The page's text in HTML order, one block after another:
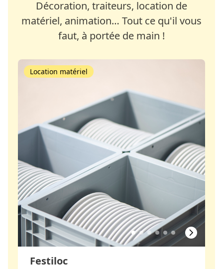
Décoration, traiteurs, location de
matériel, animation… Tout ce qu'il vous
faut, à portée de main !
Festiloc
Location matériel